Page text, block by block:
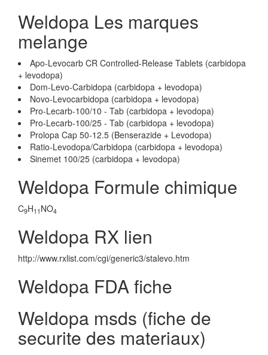
Weldopa Les marques
melange
Apo-Levocarb CR Controlled-Release Tablets (carbidopa
+ levodopa)
Dom-Levo-Carbidopa (carbidopa + levodopa)
Novo-Levocarbidopa (carbidopa + levodopa)
Pro-Lecarb-100/10 - Tab (carbidopa + levodopa)
Pro-Lecarb-100/25 - Tab (carbidopa + levodopa)
Prolopa Cap 50-12.5 (Benserazide + Levodopa)
Ratio-Levodopa/Carbidopa (carbidopa + levodopa)
Sinemet 100/25 (carbidopa + levodopa)
Weldopa Formule chimique
C9H11 NO4
Weldopa RX lien
http://www.rxlist.com/cgi/generic3/stalevo.htm
Weldopa FDA fiche
Weldopa msds (fiche de
securite des materiaux)